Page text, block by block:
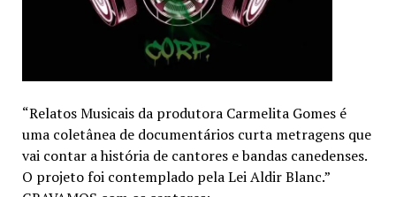
“Relatos Musicais da produtora Carmelita Gomes é
uma coletânea de documentários curta metragens que
vai contar a história de cantores e bandas canedenses.
O projeto foi contemplado pela Lei Aldir Blanc.”